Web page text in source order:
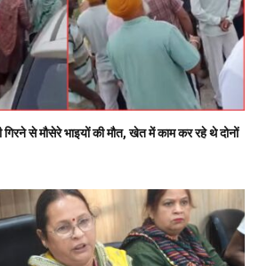
गिरने से मौसेरे भाइयों की मौत, खेत में काम कर रहे थे दोनों